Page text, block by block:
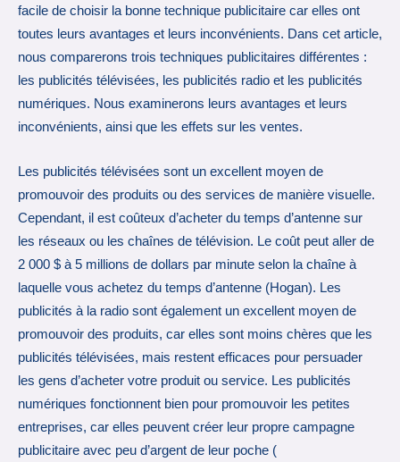
facile de choisir la bonne technique publicitaire car elles ont
toutes leurs avantages et leurs inconvénients. Dans cet article,
nous comparerons trois techniques publicitaires différentes :
les publicités télévisées, les publicités radio et les publicités
numériques. Nous examinerons leurs avantages et leurs
inconvénients, ainsi que les effets sur les ventes.
Les publicités télévisées sont un excellent moyen de
promouvoir des produits ou des services de manière visuelle.
Cependant, il est coûteux d’acheter du temps d’antenne sur
les réseaux ou les chaînes de télévision. Le coût peut aller de
2 000 $ à 5 millions de dollars par minute selon la chaîne à
laquelle vous achetez du temps d’antenne (Hogan). Les
publicités à la radio sont également un excellent moyen de
promouvoir des produits, car elles sont moins chères que les
publicités télévisées, mais restent efficaces pour persuader
les gens d’acheter votre produit ou service. Les publicités
numériques fonctionnent bien pour promouvoir les petites
entreprises, car elles peuvent créer leur propre campagne
publicitaire avec peu d’argent de leur poche (